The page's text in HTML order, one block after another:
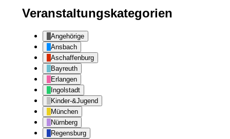
Veranstaltungskategorien
Angehörige
Ansbach
Aschaffenburg
Bayreuth
Erlangen
Ingolstadt
Kinder-&Jugend
München
Nürnberg
Regensburg